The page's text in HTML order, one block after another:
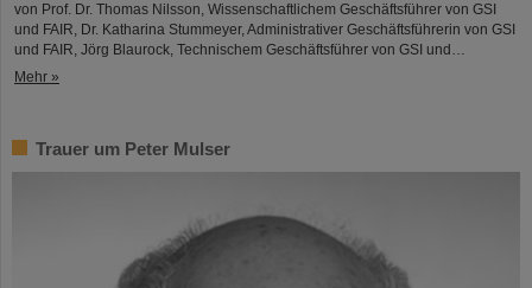
von Prof. Dr. Thomas Nilsson, Wissenschaftlichem Geschäftsführer von GSI
und FAIR, Dr. Katharina Stummeyer, Administrativer Geschäftsführerin von GSI
und FAIR, Jörg Blaurock, Technischem Geschäftsführer von GSI und…
Mehr »
Trauer um Peter Mulser